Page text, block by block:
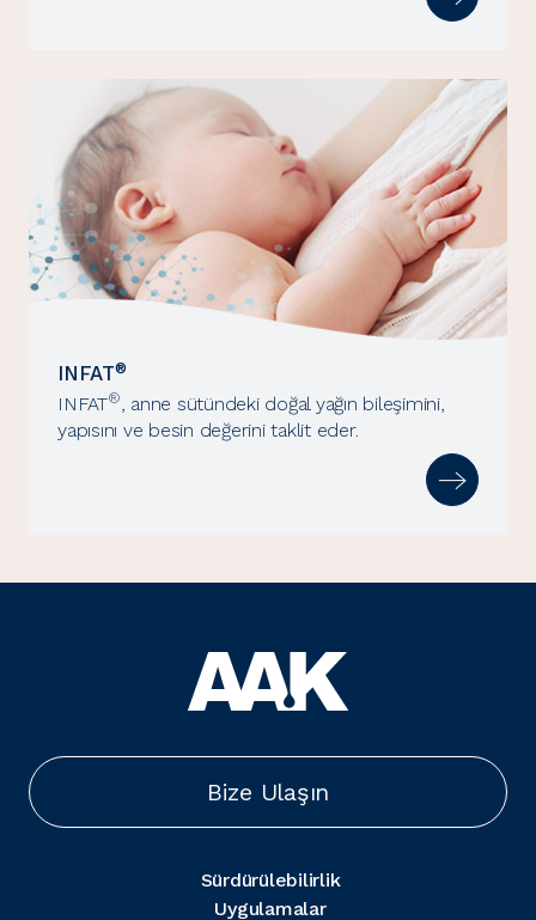
INFAT®
INFAT®, anne sütündeki doğal yağın bileşimini,
yapısını ve besin değerini taklit eder.
Bize Ulaşın
Sürdürülebilirlik
Uygulamalar